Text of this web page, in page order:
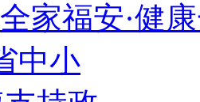
全家福安·健